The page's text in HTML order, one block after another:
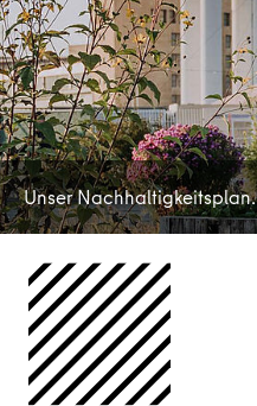
Unser Nachhaltigkeitsplan.